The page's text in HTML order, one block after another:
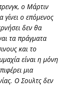
ο Μάρτιν
γίνει ο επόμενος
δεν θα
τα πράγματα
και το
είναι η μόνη
μια
Ο Σουλτς δεν